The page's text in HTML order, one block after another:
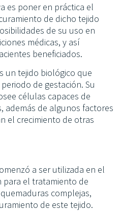
es poner en práctica el
de dicho tejido
de su uso en
médicas, y así
beneficiados.
un tejido biológico que
de gestación. Su
células capaces de
además de algunos factores
el crecimiento de otras
a ser utilizada en el
para el tratamiento de
complejas,
de este tejido.